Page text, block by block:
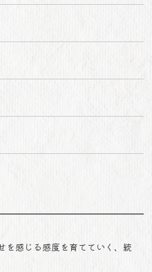
感じる感度を育てていく、統